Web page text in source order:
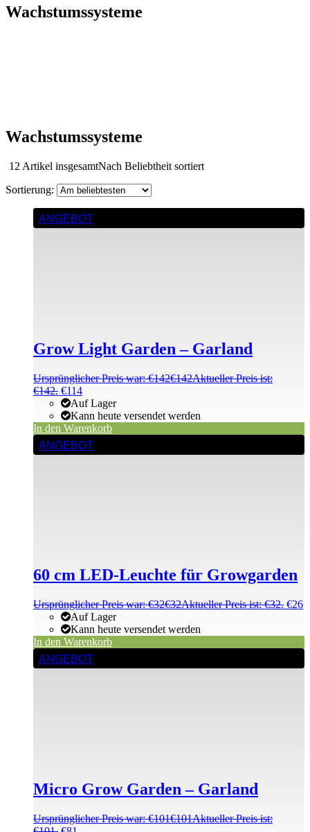
Wachstumssysteme
Wachstumssysteme
12 Artikel insgesamtNach Beliebtheit sortiert
ANGEBOT
Grow Light Garden – Garland
Ursprünglicher Preis war: €142€142Aktueller Preis ist:
€142. €114
Auf Lager
Kann heute versendet werden
In den Warenkorb
ANGEBOT
60 cm LED-Leuchte für Growgarden
Ursprünglicher Preis war: €32€32Aktueller Preis ist: €32. €26
Auf Lager
Kann heute versendet werden
In den Warenkorb
ANGEBOT
Micro Grow Garden – Garland
Ursprünglicher Preis war: €101€101Aktueller Preis ist: